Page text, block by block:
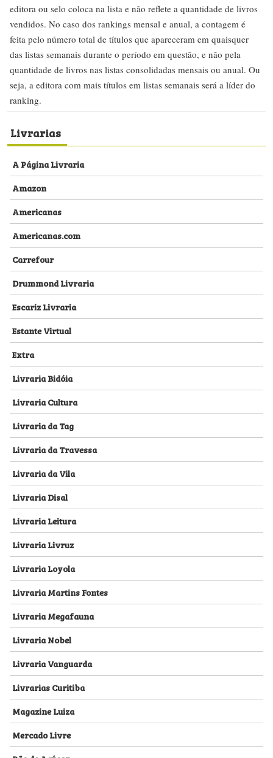
editora ou selo coloca na lista e não reflete a quantidade de livros
vendidos. No caso dos rankings mensal e anual, a contagem é
feita pelo número total de títulos que apareceram em quaisquer
das listas semanais durante o período em questão, e não pela
quantidade de livros nas listas consolidadas mensais ou anual. Ou
seja, a editora com mais títulos em listas semanais será a líder do
ranking.
Livrarias
A Página Livraria
Amazon
Americanas
Americanas.com
Carrefour
Drummond Livraria
Escariz Livraria
Estante Virtual
Extra
Livraria Bidóia
Livraria Cultura
Livraria da Tag
Livraria da Travessa
Livraria da Vila
Livraria Disal
Livraria Leitura
Livraria Livruz
Livraria Loyola
Livraria Martins Fontes
Livraria Megafauna
Livraria Nobel
Livraria Vanguarda
Livrarias Curitiba
Magazine Luiza
Mercado Livre